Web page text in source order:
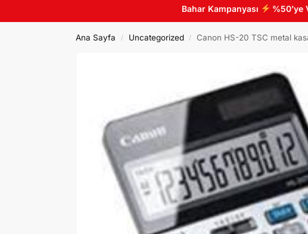
Bahar Kampanyası %50’ye
Ana Sayfa / Uncategorized / Canon HS-20 TSC metal